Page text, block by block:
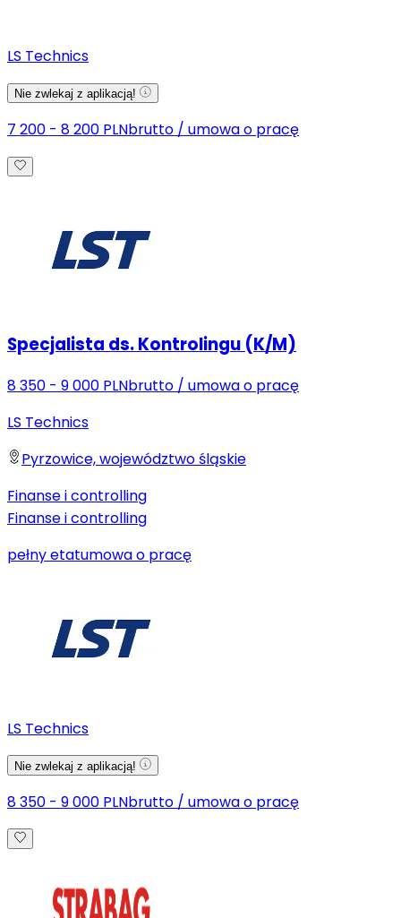
LS Technics
Nie zwlekaj z aplikacją!
7 200 - 8 200 PLNbrutto / umowa o pracę
Specjalista ds. Kontrolingu (K/M)
8 350 - 9 000 PLNbrutto / umowa o pracę
LS Technics
Pyrzowice, województwo śląskie
Finanse i controlling
Finanse i controlling
pełny etatumowa o pracę
LS Technics
Nie zwlekaj z aplikacją!
8 350 - 9 000 PLNbrutto / umowa o pracę